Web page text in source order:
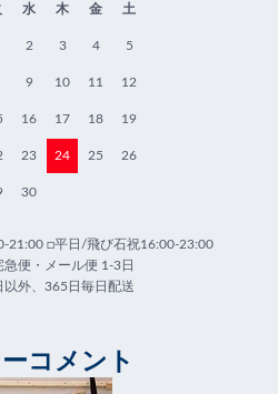
水 木 金 土
2 3 4 5
9 10 11 12
16 17 18 19
23 24 25 26
30
21:00 □平日/飛び石祝16:00-23:00
急便・メール便 1-3日
外、365日毎日配送
コメント